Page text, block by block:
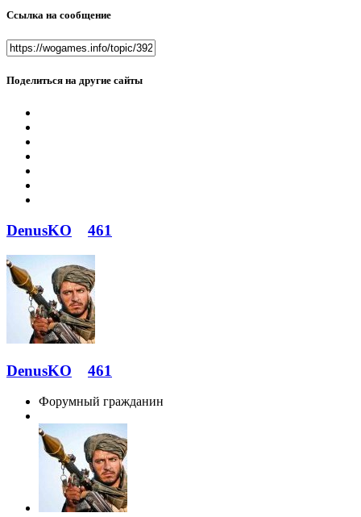
Ссылка на сообщение
Поделиться на другие сайты
DenusKO 461
DenusKO 461
Форумный гражданин